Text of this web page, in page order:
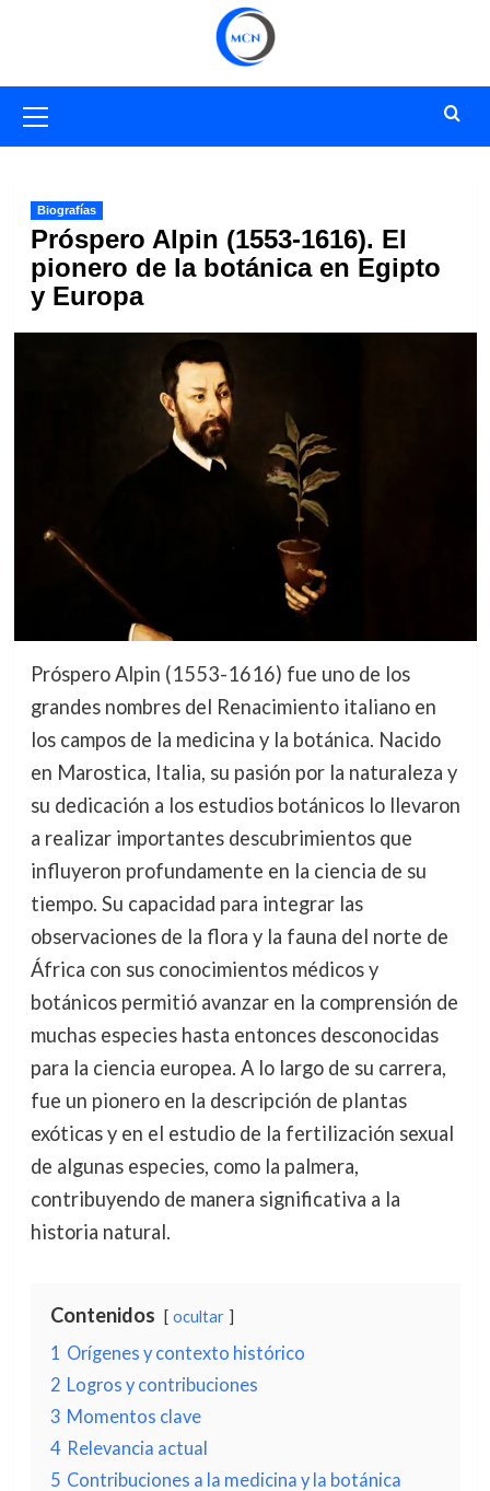
primario
Biografías
Próspero Alpin (1553-1616). El
pionero de la botánica en Egipto
y Europa
Próspero Alpin (1553-1616) fue uno de los
grandes nombres del Renacimiento italiano en
los campos de la medicina y la botánica. Nacido
en Marostica, Italia, su pasión por la naturaleza y
su dedicación a los estudios botánicos lo llevaron
a realizar importantes descubrimientos que
influyeron profundamente en la ciencia de su
tiempo. Su capacidad para integrar las
observaciones de la flora y la fauna del norte de
África con sus conocimientos médicos y
botánicos permitió avanzar en la comprensión de
muchas especies hasta entonces desconocidas
para la ciencia europea. A lo largo de su carrera,
fue un pionero en la descripción de plantas
exóticas y en el estudio de la fertilización sexual
de algunas especies, como la palmera,
contribuyendo de manera significativa a la
historia natural.
Contenidos ocultar
1 Orígenes y contexto histórico
2 Logros y contribuciones
3 Momentos clave
4 Relevancia actual
5 Contribuciones a la medicina y la botánica